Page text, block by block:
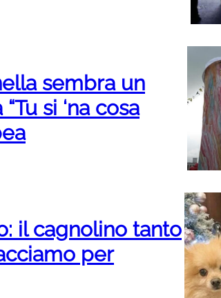
sembra un
si ‘na cosa
il cagnolino tanto
per